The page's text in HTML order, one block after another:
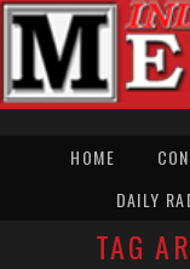
HOME
DAILY
TAG